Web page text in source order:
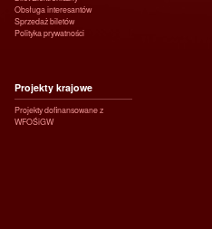
Obsługa interesantów
Sprzedaż biletów
Polityka prywatności
Projekty krajowe
Projekty dofinansowane z
WFOŚiGW